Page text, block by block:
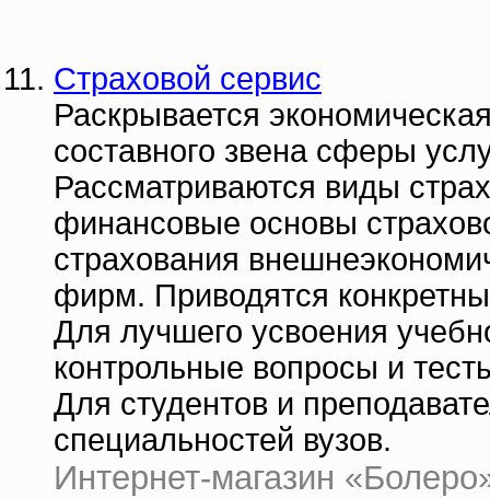
Страховой сервис
Раскрывается
составного звена сферы
Рассматриваются виды
финансовые основы
страхования
фирм. Приводятся
Для лучшего усвоения
контрольные вопросы и
Для студентов и
специальностей вузов.
Интернет-магазин